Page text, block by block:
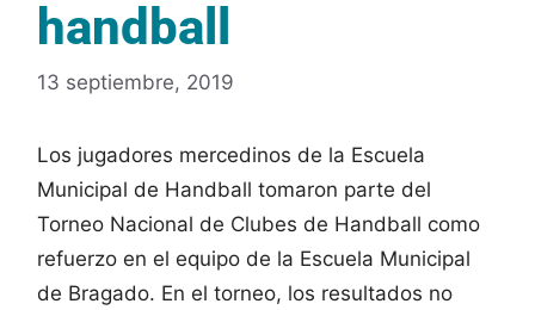
handball
13 septiembre, 2019
Los jugadores mercedinos de la Escuela
Municipal de Handball tomaron parte del
Torneo Nacional de Clubes de Handball como
refuerzo en el equipo de la Escuela Municipal
de Bragado. En el torneo, los resultados no